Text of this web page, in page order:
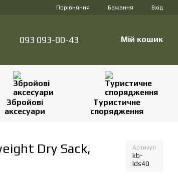
Порівняння Бажання Вхід
093 093-00-43 Мій кошик
Збройові
аксесуари
Туристичне
спорядження
Dry Sack,
Артикул
kb-
lds40